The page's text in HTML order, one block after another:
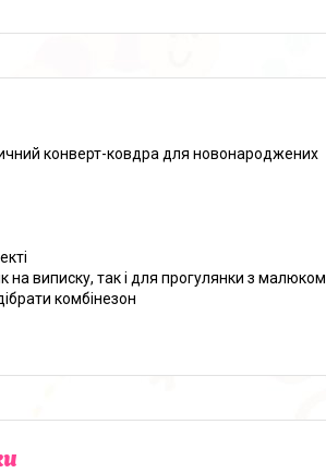
конверт-ковдра для новонароджених
виписку, так і для прогулянки з малюком
комбінезон